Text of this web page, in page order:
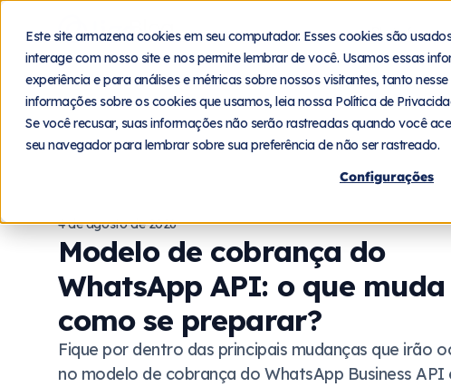
Este site armazena cookies em seu computador. Esses cookies são
interage com nosso site e nos permite lembrar de você. Usamos essas
experiência e para análises e métricas sobre nossos visitantes, tanto
informações sobre os cookies que usamos, leia nossa Política de
Se você recusar, suas informações não serão rastreadas quando você
seu navegador para lembrar sobre sua preferência de não ser rastreado.
Configurações
Blog Plataforma
4 de agosto de 2026
Modelo de cobrança do
WhatsApp API: o que muda
como se preparar?
Fique por dentro das principais mudanças que irão
no modelo de cobrança do WhatsApp Business API